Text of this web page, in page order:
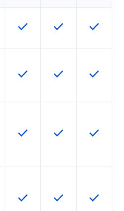
能適用於該 SKU
這項功能適用於該 SKU
check 這項功能適用於
check 這項功
check
能適用於該 SKU
這項功能適用於該 SKU
check 這項功能適用於
check 這項功
check
不支援這項功能
這項功能適用於該 SKU
check 這項功能適用於
check 這項功
check
不支援這項功能
這項功能適用於該 SKU
check 這項功能適用於
check 這項功
check